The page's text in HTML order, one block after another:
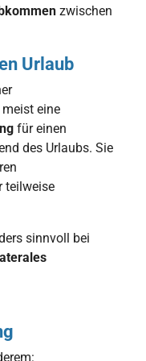
zwischen
Urlaub
eine
für einen
des Urlaubs. Sie
teilweise
sinnvoll bei